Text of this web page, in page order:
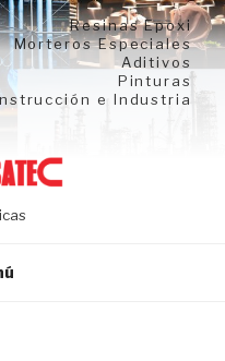
Resinas Epoxi
Morteros Especiales
Aditivos
Pinturas
e Industria